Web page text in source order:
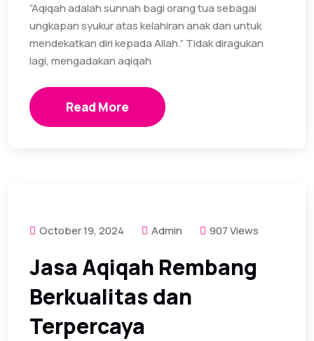
“Aqiqah adalah sunnah bagi orang tua sebagai
ungkapan syukur atas kelahiran anak dan untuk
mendekatkan diri kepada Allah.” Tidak diragukan
lagi, mengadakan aqiqah
Read More
October 19, 2024 Admin 907 Views
Jasa Aqiqah Rembang
Berkualitas dan
Terpercaya